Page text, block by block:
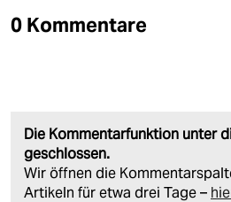
0 Kommentare
Die Kommentarfunktion unter
geschlossen.
Wir öffnen die
Artikeln für etwa drei Tage –